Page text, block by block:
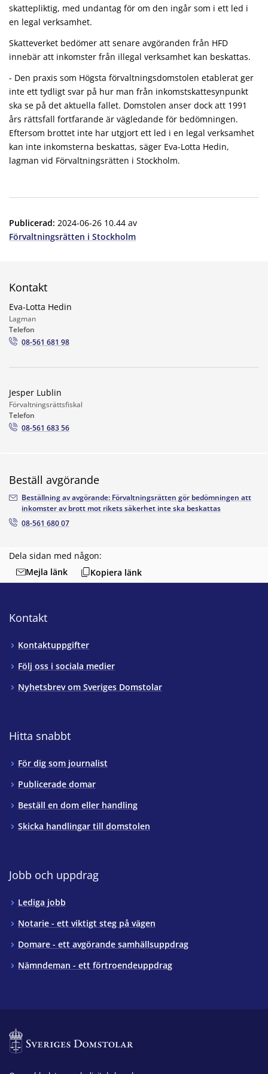
skattepliktig, med undantag för om den ingår som i ett led i
en legal verksamhet.
Skatteverket bedömer att senare avgöranden från HFD
innebär att inkomster från illegal verksamhet kan beskattas.
- Den praxis som Högsta förvaltningsdomstolen etablerat ger
inte ett tydligt svar på hur man från inkomstskatte­synpunkt
ska se på det aktuella fallet. Domstolen anser dock att 1991
års rättsfall fortfarande är vägledande för bedömningen.
Eftersom brottet inte har utgjort ett led i en legal verksamhet
kan inte inkomsterna beskattas, säger Eva-Lotta Hedin,
lagman vid Förvaltningsrätten i Stockholm.
Publicerad: 2024-06-26 10.44 av
Förvaltningsrätten i Stockholm
Dela sidan med någon:
Mejla länk
Kopiera länk
Kontakt
Eva-Lotta Hedin
Lagman
Telefon
08-561 681 98
Jesper Lublin
Förvaltningsrättsfiskal
Telefon
08-561 683 56
Beställ avgörande
Beställning av avgörande: Förvaltningsrätten gör bedömningen att
inkomster av brott mot rikets säkerhet inte ska beskattas
08-561 680 07
Kontakt
Kontaktuppgifter
Följ oss i sociala medier
Nyhetsbrev om Sveriges Domstolar
Hitta snabbt
För dig som journalist
Publicerade domar
Beställ en dom eller handling
Skicka handlingar till domstolen
Jobb och uppdrag
Lediga jobb
Notarie - ett viktigt steg på vägen
Domare - ett avgörande samhällsuppdrag
Nämndeman - ett förtroendeuppdrag